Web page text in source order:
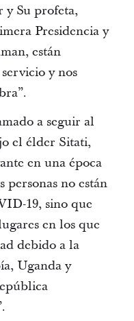
y Su profeta,
Presidencia y
están
y nos
a seguir al
el élder Sitati,
en una época
personas no están
19, sino que
en los que
debido a la
Uganda y